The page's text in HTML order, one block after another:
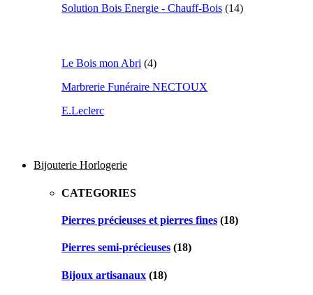
Solution Bois Energie - Chauff-Bois (14)
Le Bois mon Abri (4)
Marbrerie Funéraire NECTOUX
E.Leclerc
Bijouterie Horlogerie
CATEGORIES
Pierres précieuses et pierres fines (18)
Pierres semi-précieuses (18)
Bijoux artisanaux (18)